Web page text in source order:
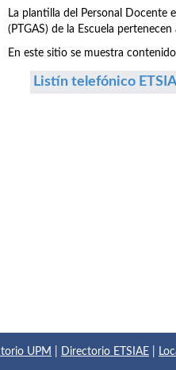
La plantilla del Personal Docente
(PTGAS) de la Escuela
En este sitio se muestra
Listín telefónico
UPM Directorio ETSIAE